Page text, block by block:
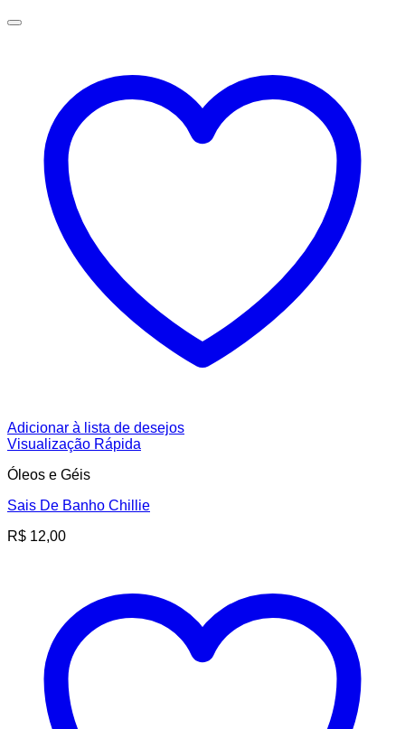
Adicionar à lista de desejos
Visualização Rápida
Óleos e Géis
Sais De Banho Chillie
R$ 12,00